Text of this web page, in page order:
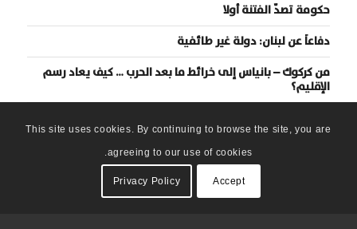
حكومة تصدّ الفتنة أولا
دفاعاً عن لبنان: دولة غير طائفية
من كركوك – بانياس إلى خرائط ما بعد الحرب … كيف يعاد رسم
الإقليم؟
This site uses cookies. By continuing to browse the site, you are
agreeing to our use of cookies.
Accept
Privacy Policy